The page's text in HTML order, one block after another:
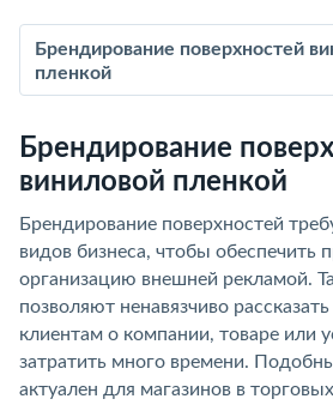
Брендирование поверхностей
пленкой
Брендирование
виниловой пленкой
Брендирование поверхностей
видов бизнеса, чтобы обеспечить
организацию внешней рекламой.
позволяют ненавязчиво
клиентам о компании, товаре или
затратить много времени.
актуален для магазинов в